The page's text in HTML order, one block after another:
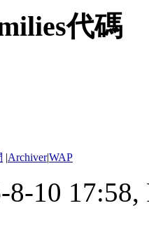
代碼
|Archiver|WAP
10 17:58,